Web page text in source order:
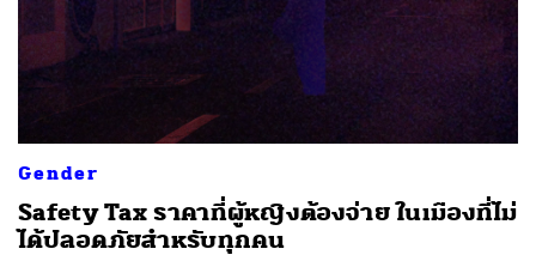
Gender
Safety Tax ราคาที่ผู้หญิงต้องจ่าย ในเมืองที่ไม่
ได้ปลอดภัยสำหรับทุกคน